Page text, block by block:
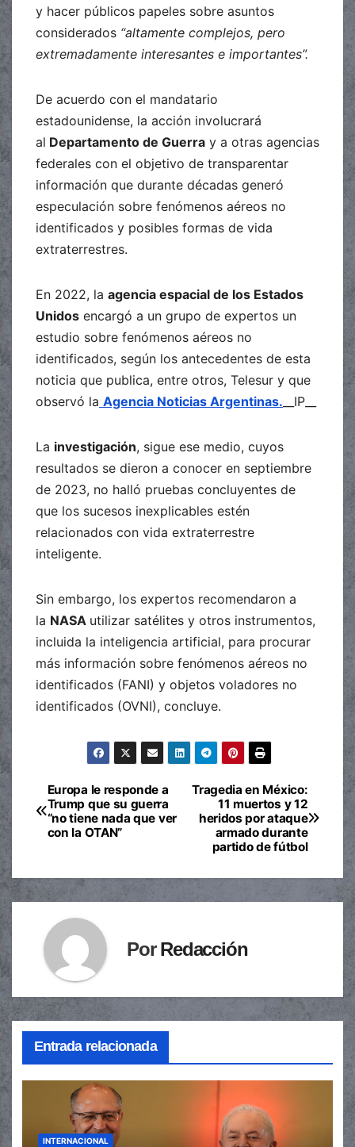
y hacer públicos papeles sobre asuntos
considerados “altamente complejos, pero
extremadamente interesantes e importantes”.
De acuerdo con el mandatario
estadounidense, la acción involucrará
al Departamento de Guerra y a otras agencias
federales con el objetivo de transparentar
información que durante décadas generó
especulación sobre fenómenos aéreos no
identificados y posibles formas de vida
extraterrestres.
En 2022, la agencia espacial de los Estados
Unidos encargó a un grupo de expertos un
estudio sobre fenómenos aéreos no
identificados, según los antecedentes de esta
noticia que publica, entre otros, Telesur y que
observó la Agencia Noticias Argentinas. __IP__
La investigación, sigue ese medio, cuyos
resultados se dieron a conocer en septiembre
de 2023, no halló pruebas concluyentes de
que los sucesos inexplicables estén
relacionados con vida extraterrestre
inteligente.
Sin embargo, los expertos recomendaron a
la NASA utilizar satélites y otros instrumentos,
incluida la inteligencia artificial, para procurar
más información sobre fenómenos aéreos no
identificados (FANI) y objetos voladores no
identificados (OVNI), concluye.
Navegación
de
Tragedia en México:
11 muertos y 12
heridos por ataque
armado durante
partido de fútbol
Europa le responde a
Trump que su guerra
“no tiene nada que ver
con la OTAN”
PorRedacción
Entrada relacionada
INTERNACIONAL